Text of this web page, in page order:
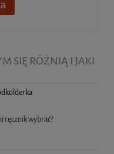
SIĘ RÓŻNIĄ I JAKI